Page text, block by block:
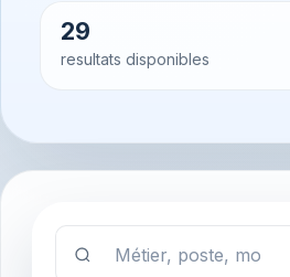
29
resultats disponibles